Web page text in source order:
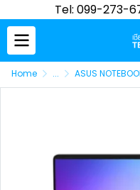
Tel: 099-273-
Home ... ASUS